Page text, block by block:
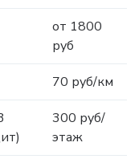
от 1800
руб
70 руб/км
300 руб/
этаж